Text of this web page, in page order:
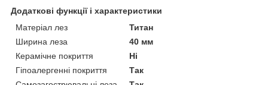
Додаткові функції і характеристики
Матеріал лез
Титан
Ширина леза
40 мм
Керамічне покриття
Ні
Гіпоалергенні покриття
Так